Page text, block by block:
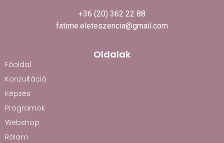
+36 (20) 362 22 88
fatime.eleteszencia@gmail.com
Oldalak
Főoldal
Konzultáció
Képzés
Programok
Webshop
Rólam